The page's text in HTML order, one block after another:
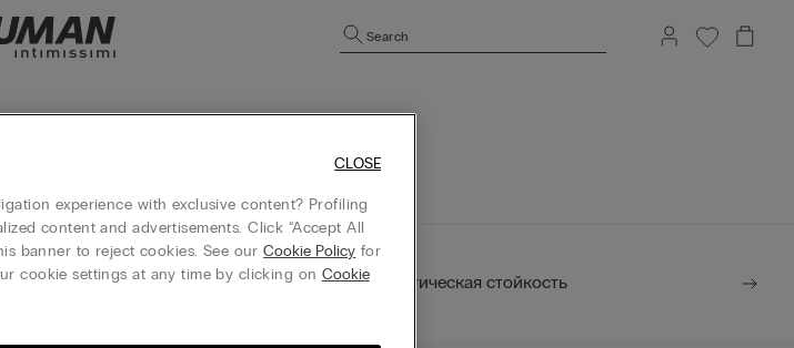
Search
Экологическая стойкость
experience with exclusive content? Profiling
content and advertisements. Click “Accept All
banner to reject cookies. See ourCookie Policy for
cookie settings at any time by clicking on Cookie
CLOSE